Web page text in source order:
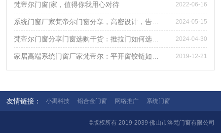
梵帝尔门窗|家，值得你我用心对待 2022-06-16
2024-05-15
2024-04-30
2019-12-21
友情链接： 小禹科技 铝合金门窗 网络推广 系统门窗
©版权所有 2019-2039 佛山市洛梵门窗有限公司